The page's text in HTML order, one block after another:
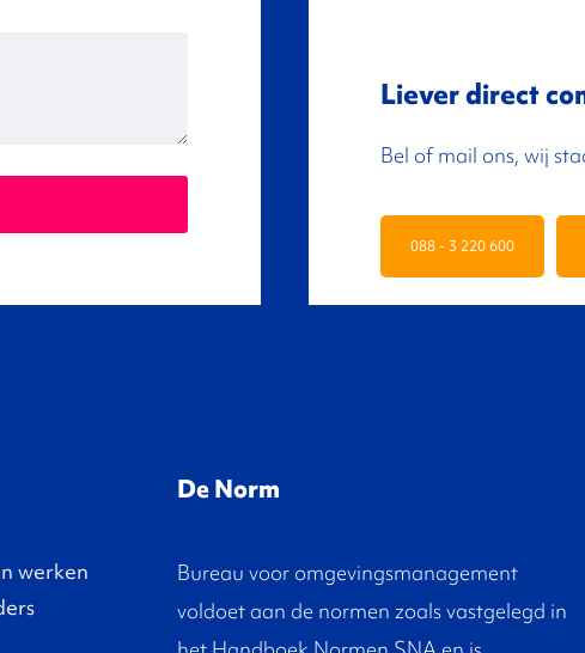
Liever direct
Bel of mail ons, wij
088 - 3 220 600
werken
De Norm
Bureau voor omgevingsmanagement
voldoet aan de normen zoals vastgelegd in